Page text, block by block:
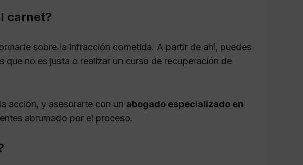
carnet?
sobre la infracción cometida. A partir de ahí, puedes
que no es justa o realizar un curso de recuperación de
acción, y asesorarte con un abogado especializado en
abrumado por el proceso.